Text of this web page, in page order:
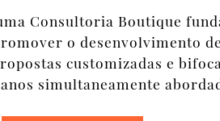
Consultoria Boutique
o desenvolvimento
customizadas e
simultaneamente